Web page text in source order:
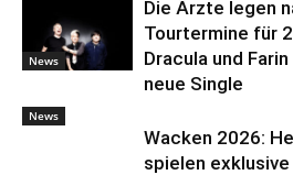
News
Die Ärzte legen
Tourtermine für
Dracula und
neue Single
News
Wacken 2026:
spielen